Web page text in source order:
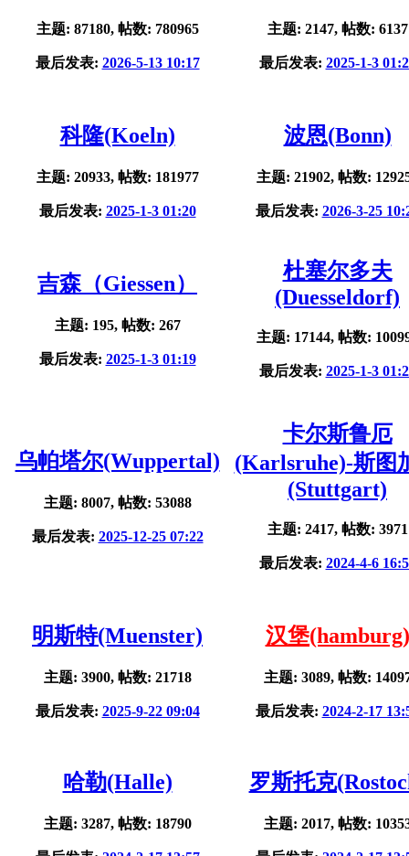
主题: 87180, 帖数: 780965
最后发表: 2026-5-13 10:17
主题: 2147, 帖数: 6137
最后发表: 2025-1-3
科隆(Koeln)
主题: 20933, 帖数: 181977
最后发表: 2025-1-3 01:20
波恩(Bonn)
主题: 21902, 帖数:
最后发表: 2026-3-25
吉森（Giessen）
主题: 195, 帖数: 267
最后发表: 2025-1-3 01:19
杜塞尔多夫
(Duesseldorf)
主题: 17144, 帖数:
最后发表: 2025-1-3
乌帕塔尔(Wuppertal)
主题: 8007, 帖数: 53088
最后发表: 2025-12-25 07:22
卡尔斯鲁厄
(Karlsruhe)-斯图
(Stuttgart)
主题: 2417, 帖数: 3971
最后发表: 2024-4-6
明斯特(Muenster)
主题: 3900, 帖数: 21718
最后发表: 2025-9-22 09:04
汉堡(hamburg)
主题: 3089, 帖数:
最后发表: 2024-2-17
哈勒(Halle)
主题: 3287, 帖数: 18790
罗斯托克
主题: 2017, 帖数: